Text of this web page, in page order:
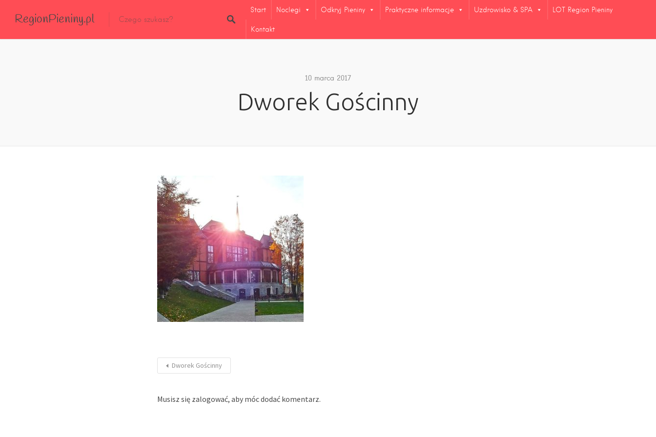
RegionPieniny.pl
Start Noclegi Odkryj Pieniny Praktyczne informacje Uzdrowisko & SPA LOT Region Pieniny
Kontakt
10 marca 2017
Dworek Gościnny
Dworek Gościnny
Musisz się zalogować, aby móc dodać komentarz.